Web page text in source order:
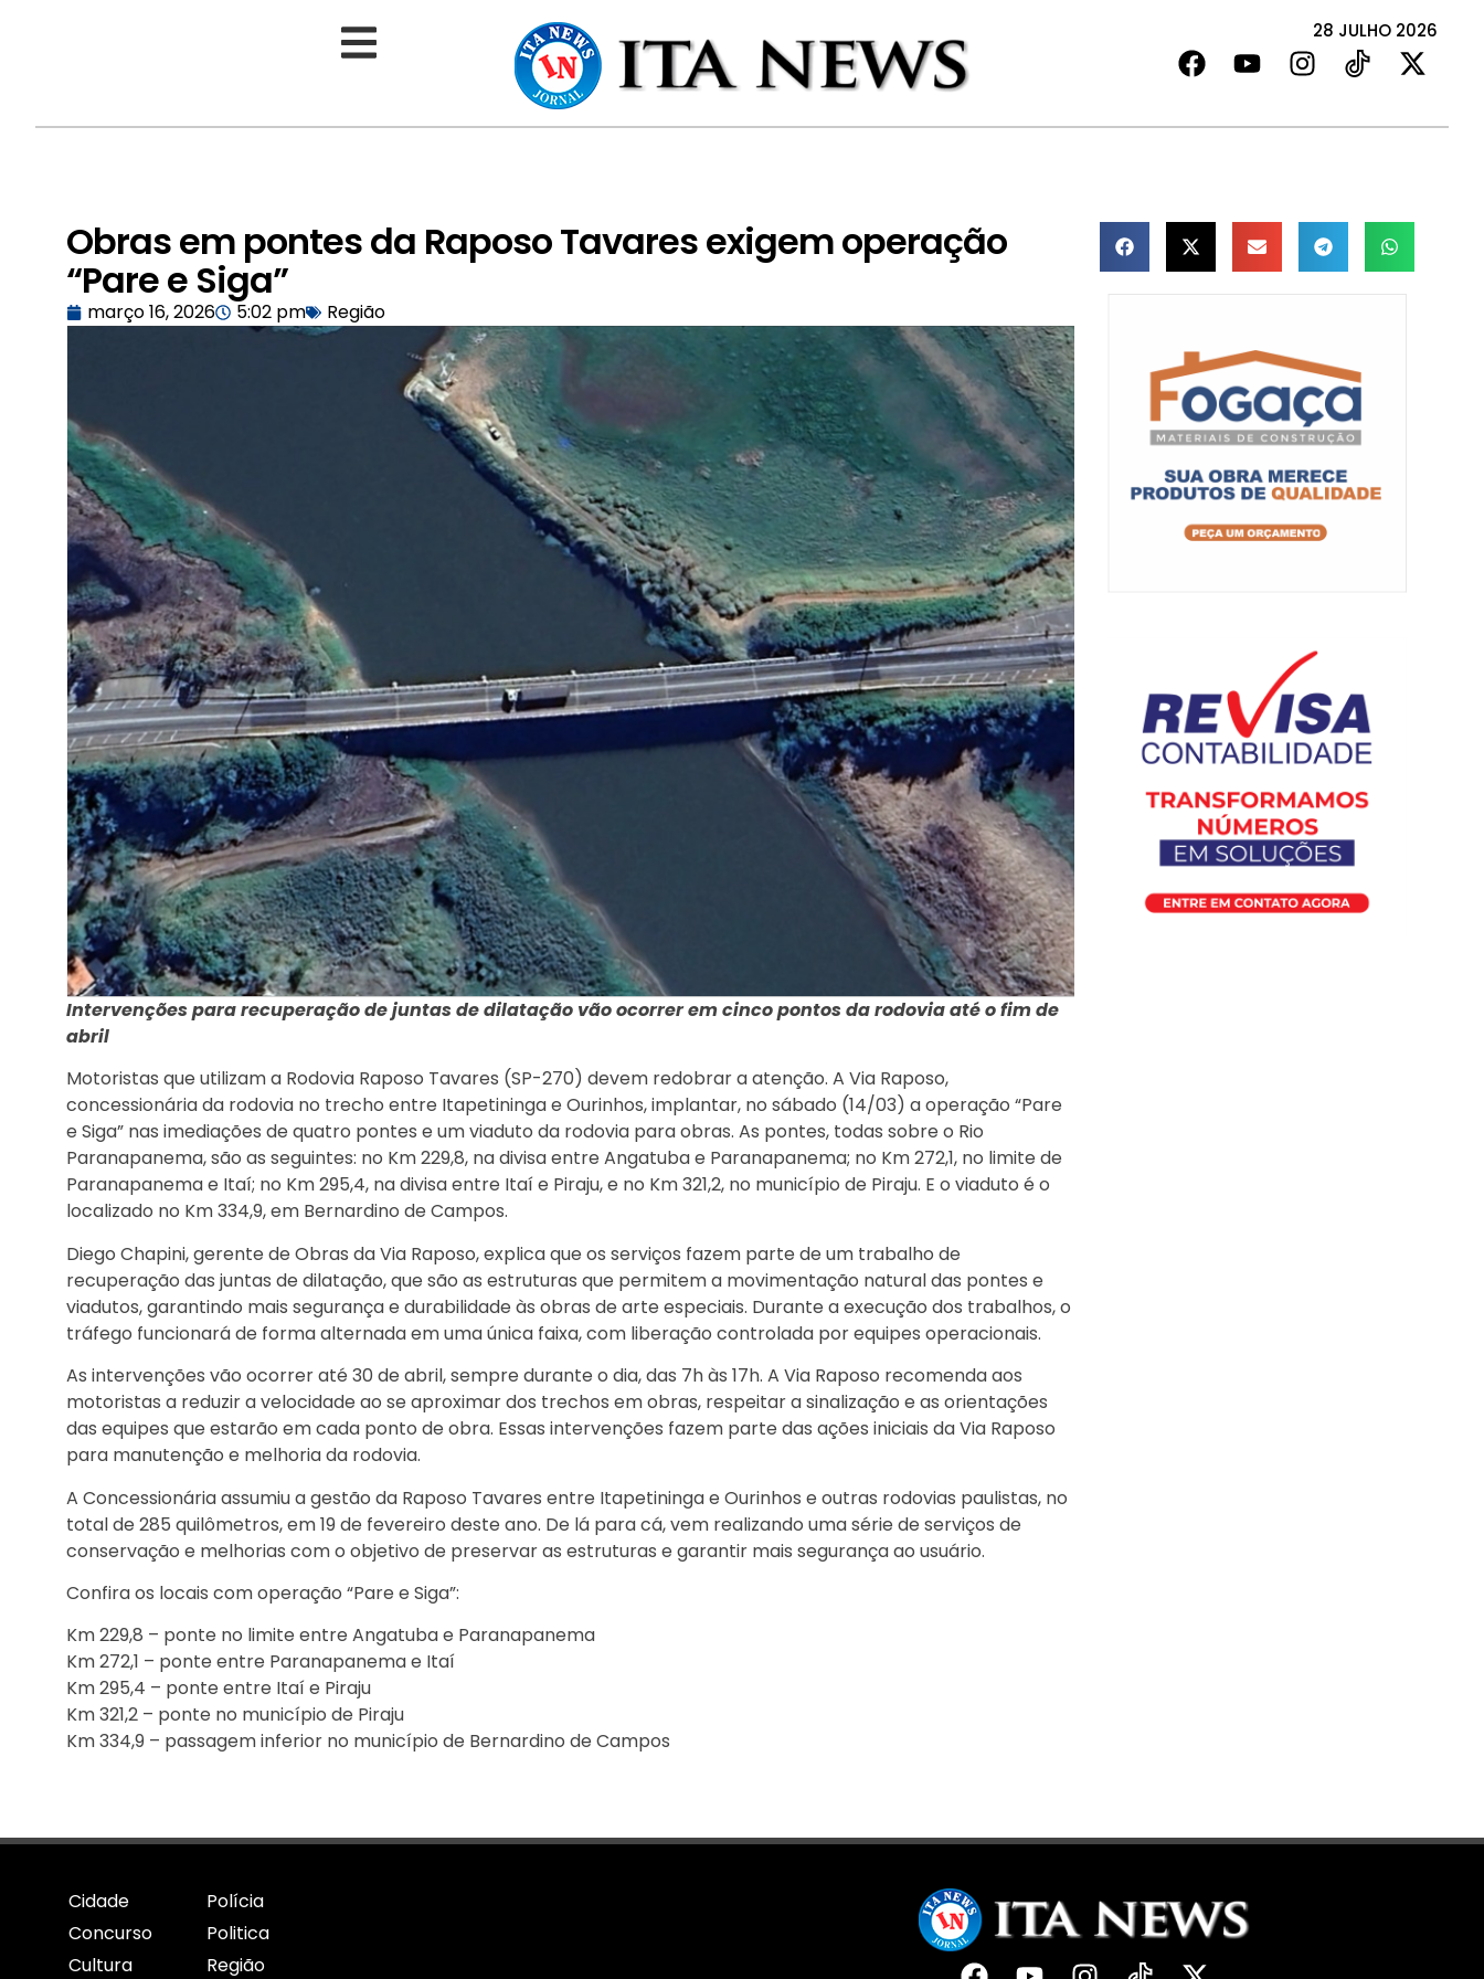
28 JULHO 2026
Obras em pontes da Raposo Tavares exigem operação
“Pare e Siga”
março 16, 2026 5:02 pm Região
Intervenções para recuperação de juntas de dilatação vão ocorrer em cinco pontos da rodovia até o fim de
abril
Motoristas que utilizam a Rodovia Raposo Tavares (SP-270) devem redobrar a atenção. A Via Raposo,
concessionária da rodovia no trecho entre Itapetininga e Ourinhos, implantar, no sábado (14/03) a operação “Pare
e Siga” nas imediações de quatro pontes e um viaduto da rodovia para obras. As pontes, todas sobre o Rio
Paranapanema, são as seguintes: no Km 229,8, na divisa entre Angatuba e Paranapanema; no Km 272,1, no limite de
Paranapanema e Itaí; no Km 295,4, na divisa entre Itaí e Piraju, e no Km 321,2, no município de Piraju. E o viaduto é o
localizado no Km 334,9, em Bernardino de Campos.
Diego Chapini, gerente de Obras da Via Raposo, explica que os serviços fazem parte de um trabalho de
recuperação das juntas de dilatação, que são as estruturas que permitem a movimentação natural das pontes e
viadutos, garantindo mais segurança e durabilidade às obras de arte especiais. Durante a execução dos trabalhos, o
tráfego funcionará de forma alternada em uma única faixa, com liberação controlada por equipes operacionais.
As intervenções vão ocorrer até 30 de abril, sempre durante o dia, das 7h às 17h. A Via Raposo recomenda aos
motoristas a reduzir a velocidade ao se aproximar dos trechos em obras, respeitar a sinalização e as orientações
das equipes que estarão em cada ponto de obra. Essas intervenções fazem parte das ações iniciais da Via Raposo
para manutenção e melhoria da rodovia.
A Concessionária assumiu a gestão da Raposo Tavares entre Itapetininga e Ourinhos e outras rodovias paulistas, no
total de 285 quilômetros, em 19 de fevereiro deste ano. De lá para cá, vem realizando uma série de serviços de
conservação e melhorias com o objetivo de preservar as estruturas e garantir mais segurança ao usuário.
Confira os locais com operação “Pare e Siga”:
Km 229,8 – ponte no limite entre Angatuba e Paranapanema
Km 272,1 – ponte entre Paranapanema e Itaí
Km 295,4 – ponte entre Itaí e Piraju
Km 321,2 – ponte no município de Piraju
Km 334,9 – passagem inferior no município de Bernardino de Campos
Cidade
Concurso
Cultura
Polícia
Politica
Região